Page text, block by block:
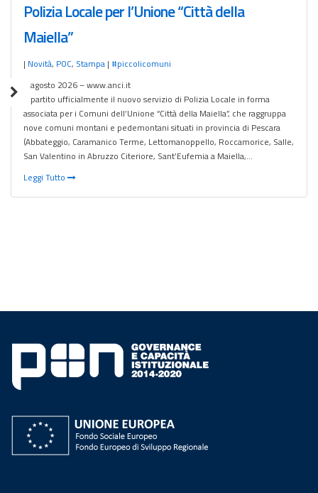
Polizia Locale per l’Unione “Città della
Maiella”
| Novità, POC, Stampa | #piccolicomuni
1 agosto 2026 – www.anci.it
È partito ufficialmente il nuovo servizio di Polizia Locale in forma
associata per i Comuni dell’Unione “Città della Maiella”, che raggruppa
nove comuni montani e pedemontani situati in provincia di Pescara
(Abbateggio, Caramanico Terme, Lettomanoppello, Roccamorice, Salle,
San Valentino in Abruzzo Citeriore, Sant’Eufemia a Maiella,…
Leggi Tutto